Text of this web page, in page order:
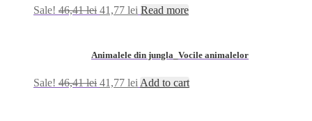
Sale! 46,41lei 41,77 lei Read more
Animalele din jungla_Vocile animalelor
Sale! 46,41lei 41,77 lei Add to cart